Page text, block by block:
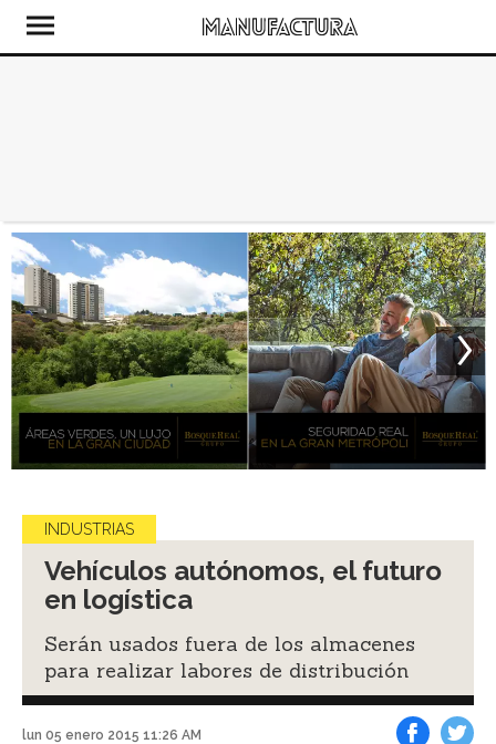
INDUSTRIAS
Vehículos autónomos, el futuro
en logística
Serán usados fuera de los almacenes
para realizar labores de distribución
lun 05 enero 2015 11:26 AM